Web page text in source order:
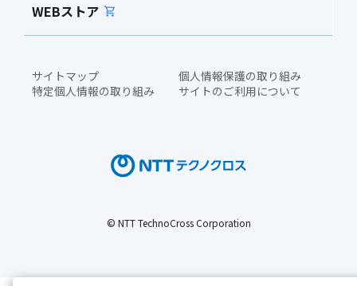
WEBストア
サイトマップ
個人情報保護の取り組み
特定個人情報の取り組み
サイトのご利用について
© NTT TechnoCross Corporation